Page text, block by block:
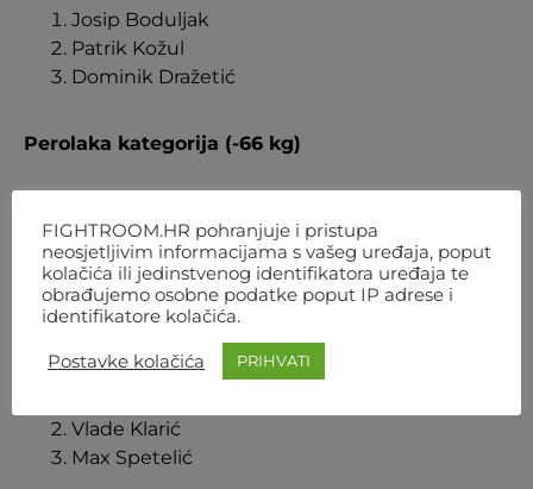
Josip Boduljak
Patrik Kožul
Dominik Dražetić
Perolaka kategorija (-66 kg)
Mateo Matković
Ante Baković
Vlade Klarić
Max Spetelić
FIGHTROOM.HR pohranjuje i pristupa
neosjetljivim informacijama s vašeg uređaja, poput
kolačića ili jedinstvenog identifikatora uređaja te
obrađujemo osobne podatke poput IP adrese i
identifikatore kolačića.
Postavke kolačića PRIHVATI